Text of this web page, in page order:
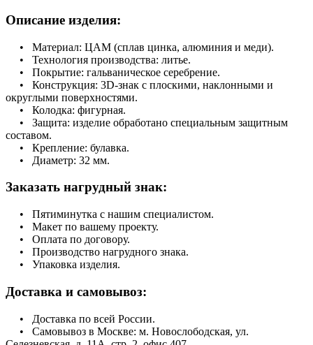
Описание изделия:
• Материал: ЦАМ (сплав цинка, алюминия и меди).
• Технология производства: литье.
• Покрытие: гальваническое серебрение.
• Конструкция: 3D-знак с плоскими, наклонными и
округлыми поверхностями.
• Колодка: фигурная.
• Защита: изделие обработано специальным защитным
составом.
• Крепление: булавка.
• Диаметр: 32 мм.
Заказать нагрудный знак:
• Пятиминутка с нашим специалистом.
• Макет по вашему проекту.
• Оплата по договору.
• Производство нагрудного знака.
• Упаковка изделия.
Доставка и самовывоз:
• Доставка по всей России.
• Самовывоз в Москве: м. Новослободская, ул.